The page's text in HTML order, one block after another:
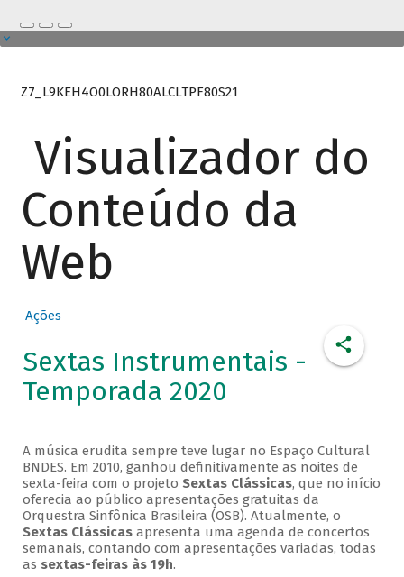
Z7_L9KEH4O0LORH80ALCLTPF80S21
Visualizador do
Conteúdo da
Web
Ações
Sextas Instrumentais -
Temporada 2020
A música erudita sempre teve lugar no Espaço Cultural
BNDES. Em 2010, ganhou definitivamente as noites de
sexta-feira com o projeto Sextas Clássicas, que no início
oferecia ao público apresentações gratuitas da
Orquestra Sinfônica Brasileira (OSB). Atualmente, o
Sextas Clássicasapresenta uma agenda de concertos
semanais, contando com apresentações variadas, todas
as sextas-feiras às 19h.